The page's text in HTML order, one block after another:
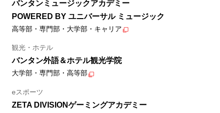
バンタンミュージックアカデミー
POWERED BY ユニバーサル ミュージック
高等部・専門部・大学部・キャリア
観光・ホテル
バンタン外語＆ホテル観光学院
大学部・専門部・高等部
eスポーツ
ZETA DIVISIONゲーミングアカデミー